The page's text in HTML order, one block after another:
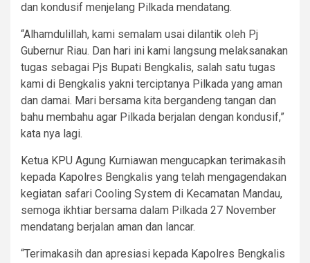
dan kondusif menjelang Pilkada mendatang.
“Alhamdulillah, kami semalam usai dilantik oleh Pj
Gubernur Riau. Dan hari ini kami langsung melaksanakan
tugas sebagai Pjs Bupati Bengkalis, salah satu tugas
kami di Bengkalis yakni terciptanya Pilkada yang aman
dan damai. Mari bersama kita bergandeng tangan dan
bahu membahu agar Pilkada berjalan dengan kondusif,”
kata nya lagi.
Ketua KPU Agung Kurniawan mengucapkan terimakasih
kepada Kapolres Bengkalis yang telah mengagendakan
kegiatan safari Cooling System di Kecamatan Mandau,
semoga ikhtiar bersama dalam Pilkada 27 November
mendatang berjalan aman dan lancar.
“Terimakasih dan apresiasi kepada Kapolres Bengkalis